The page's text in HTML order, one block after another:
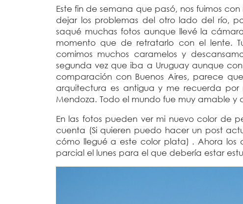
Este fin de semana que pasó, nos fuimos
dejar los problemas del otro lado del río,
saqué muchas fotos aunque llevé la
momento que de retratarlo con el lente.
comimos muchos caramelos y
segunda vez que iba a Uruguay aunque
comparación con Buenos Aires, parece
arquitectura es antigua y me recuerda
Mendoza. Todo el mundo fue muy amable
En las fotos pueden ver mi nuevo color de
cuenta (Si quieren puedo hacer un post
cómo llegué a este color plata) . Ahora
parcial el lunes para el que debería estar